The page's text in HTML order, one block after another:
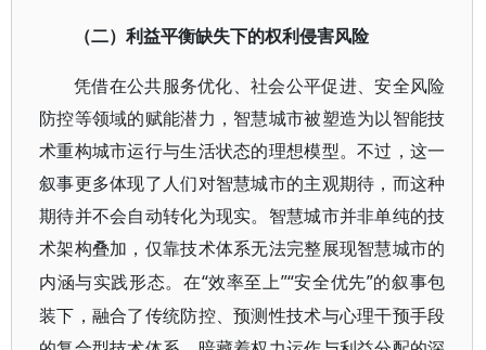
（二）利益平衡缺失下的权利侵害风险
凭借在公共服务优化、社会公平促进、安全风险
防控等领域的赋能潜力，智慧城市被塑造为以智能技
术重构城市运行与生活状态的理想模型。不过，这一
叙事更多体现了人们对智慧城市的主观期待，而这种
期待并不会自动转化为现实。智慧城市并非单纯的技
术架构叠加，仅靠技术体系无法完整展现智慧城市的
内涵与实践形态。在“效率至上”“安全优先”的叙事包
装下，融合了传统防控、预测性技术与心理干预手段